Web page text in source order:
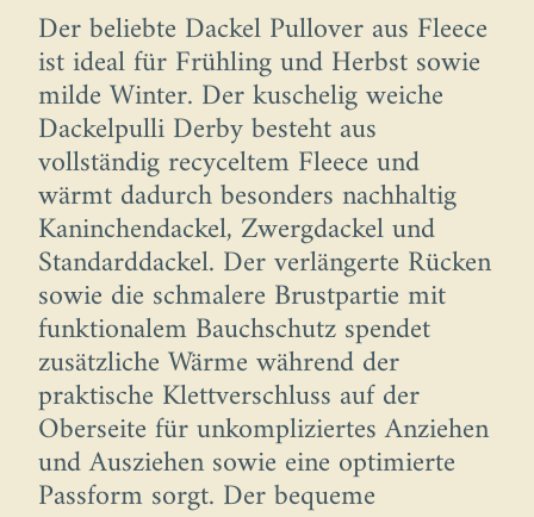
Der beliebte Dackel Pullover aus Fleece
ist ideal für Frühling und Herbst sowie
milde Winter. Der kuschelig weiche
Dackelpulli Derby besteht aus
vollständig recyceltem Fleece und
wärmt dadurch besonders nachhaltig
Kaninchendackel, Zwergdackel und
Standarddackel. Der verlängerte Rücken
sowie die schmalere Brustpartie mit
funktionalem Bauchschutz spendet
zusätzliche Wärme während der
praktische Klettverschluss auf der
Oberseite für unkompliziertes Anziehen
und Ausziehen sowie eine optimierte
Passform sorgt. Der bequeme